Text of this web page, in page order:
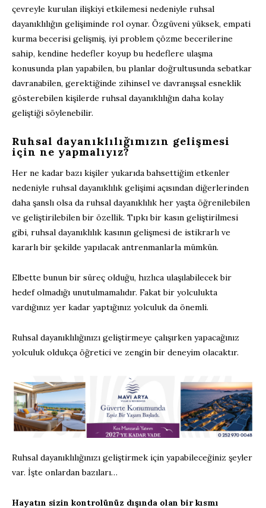
çevreyle kurulan ilişkiyi etkilemesi nedeniyle ruhsal
dayanıklılığın gelişiminde rol oynar. Özgüveni yüksek, empati
kurma becerisi gelişmiş, iyi problem çözme becerilerine
sahip, kendine hedefler koyup bu hedeflere ulaşma
konusunda plan yapabilen, bu planlar doğrultusunda sebatkar
davranabilen, gerektiğinde zihinsel ve davranışsal esneklik
gösterebilen kişilerde ruhsal dayanıklılığın daha kolay
geliştiği söylenebilir.
Ruhsal dayanıklılığımızın gelişmesi
için ne yapmalıyız?
Her ne kadar bazı kişiler yukarıda bahsettiğim etkenler
nedeniyle ruhsal dayanıklılık gelişimi açısından diğerlerinden
daha şanslı olsa da ruhsal dayanıklılık her yaşta öğrenilebilen
ve geliştirilebilen bir özellik. Tıpkı bir kasın geliştirilmesi
gibi, ruhsal dayanıklılık kasının gelişmesi de istikrarlı ve
kararlı bir şekilde yapılacak antrenmanlarla mümkün.
Elbette bunun bir süreç olduğu, hızlıca ulaşılabilecek bir
hedef olmadığı unutulmamalıdır. Fakat bir yolculukta
vardığınız yer kadar yaptığınız yolculuk da önemli.
Ruhsal dayanıklılığınızı geliştirmeye çalışırken yapacağınız
yolculuk oldukça öğretici ve zengin bir deneyim olacaktır.
Ruhsal dayanıklılığınızı geliştirmek için yapabileceğiniz şeyler
var. İşte onlardan bazıları…
Hayatın sizin kontrolünüz dışında olan bir kısmı